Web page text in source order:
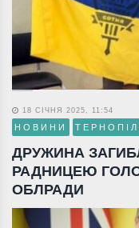
18 СІЧНЯ 2025, 11:54
НОВИНИ
ДРУЖИНА
РАДНИЦЕЮ
ОБЛРАДИ